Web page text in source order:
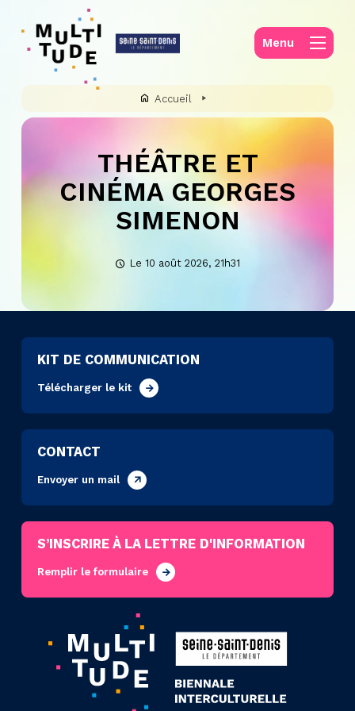
Menu
Accueil
THÉÂTRE ET
CINÉMA GEORGES
SIMENON
Le 10 août 2026, 21h31
KIT DE COMMUNICATION
Télécharger le kit
CONTACT
Envoyer un mail
S’INSCRIRE À LA LETTRE D'INFORMATION
Remplir le formulaire
Panneau de gestion des cookies